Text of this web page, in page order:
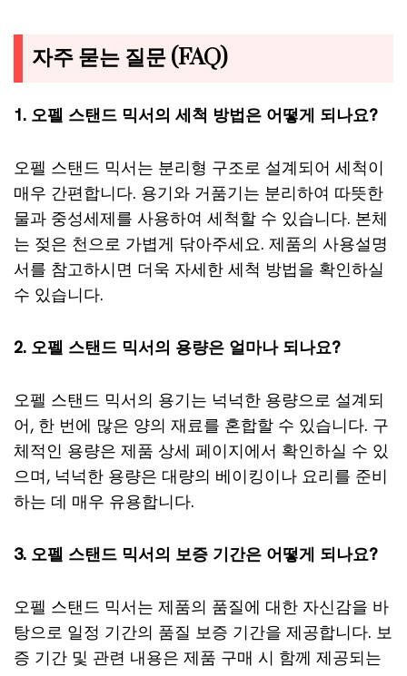
자주 묻는 질문 (FAQ)
1. 오펠 스탠드 믹서의 세척 방법은 어떻게 되나요?
오펠 스탠드 믹서는 분리형 구조로 설계되어 세척이
매우 간편합니다. 용기와 거품기는 분리하여 따뜻한
물과 중성세제를 사용하여 세척할 수 있습니다. 본체
는 젖은 천으로 가볍게 닦아주세요. 제품의 사용설명
서를 참고하시면 더욱 자세한 세척 방법을 확인하실
수 있습니다.
2. 오펠 스탠드 믹서의 용량은 얼마나 되나요?
오펠 스탠드 믹서의 용기는 넉넉한 용량으로 설계되
어, 한 번에 많은 양의 재료를 혼합할 수 있습니다. 구
체적인 용량은 제품 상세 페이지에서 확인하실 수 있
으며, 넉넉한 용량은 대량의 베이킹이나 요리를 준비
하는 데 매우 유용합니다.
3. 오펠 스탠드 믹서의 보증 기간은 어떻게 되나요?
오펠 스탠드 믹서는 제품의 품질에 대한 자신감을 바
탕으로 일정 기간의 품질 보증 기간을 제공합니다. 보
증 기간 및 관련 내용은 제품 구매 시 함께 제공되는